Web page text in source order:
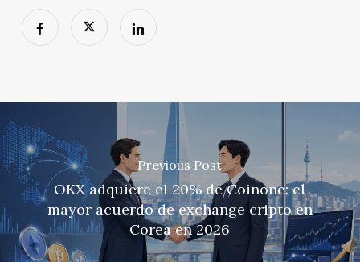
Previous Post
OKX adquiere el 20% de Coinone: el
mayor acuerdo de exchange cripto en
Corea en 2026